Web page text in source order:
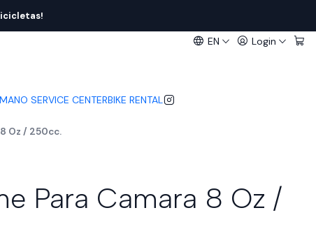
EN Login
SERVICE CENTERBIKE RENTAL
Oz / 250cc.
Para Camara 8 Oz /